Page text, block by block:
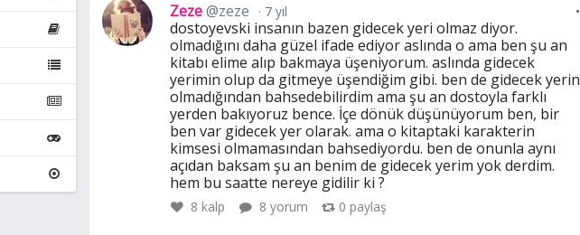
Zeze@zeze 7 yıl
dostoyevski insanın bazen gidecek yeri olmaz diyor.
olmadığını daha güzel ifade ediyor aslında o ama ben şu an
kitabı elime alıp bakmaya üşeniyorum. aslında gidecek
yerimin olup da gitmeye üşendiğim gibi. ben de gidecek yerin
olmadığından bahsedebilirdim ama şu an dostoyla farklı
yerden bakıyoruz bence. İçe dönük düşünüyorum ben, bir
ben var gidecek yer olarak. ama o kitaptaki karakterin
kimsesi olmamasından bahsediyordu. ben de onunla aynı
açıdan baksam şu an benim de gidecek yerim yok derdim.
hem bu saatte nereye gidilir ki ?
8 kalp 8 yorum 0 paylaş